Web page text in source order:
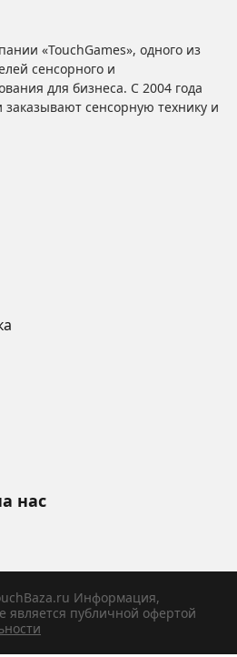
«TouchGames», одного из
сенсорного и
для бизнеса. С 2004 года
сенсорную технику и
нас
Информация,
является публичной офертой